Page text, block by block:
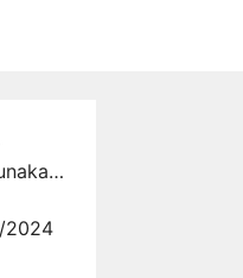
2024